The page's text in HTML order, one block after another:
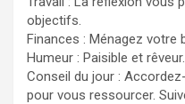
objectifs.
Finances : Ménagez votre
Humeur : Paisible et rêveur.
Conseil du jour :
pour vous ressourcer.